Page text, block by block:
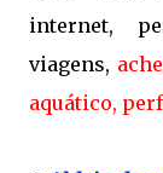
internet,
viagens,
aquático,